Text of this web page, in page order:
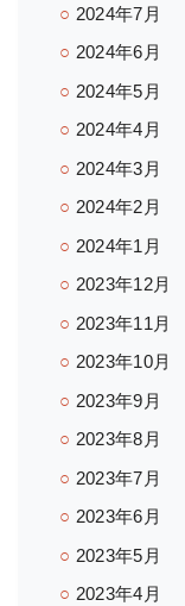
2024年7月
2024年6月
2024年5月
2024年4月
2024年3月
2024年2月
2024年1月
2023年12月
2023年11月
2023年10月
2023年9月
2023年8月
2023年7月
2023年6月
2023年5月
2023年4月